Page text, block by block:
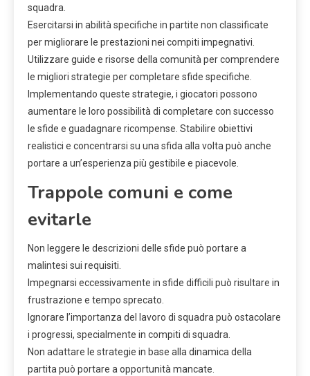
squadra.
Esercitarsi in abilità specifiche in partite non classificate
per migliorare le prestazioni nei compiti impegnativi.
Utilizzare guide e risorse della comunità per comprendere
le migliori strategie per completare sfide specifiche.
Implementando queste strategie, i giocatori possono
aumentare le loro possibilità di completare con successo
le sfide e guadagnare ricompense. Stabilire obiettivi
realistici e concentrarsi su una sfida alla volta può anche
portare a un’esperienza più gestibile e piacevole.
Trappole comuni e come
evitarle
Non leggere le descrizioni delle sfide può portare a
malintesi sui requisiti.
Impegnarsi eccessivamente in sfide difficili può risultare in
frustrazione e tempo sprecato.
Ignorare l’importanza del lavoro di squadra può ostacolare
i progressi, specialmente in compiti di squadra.
Non adattare le strategie in base alla dinamica della
partita può portare a opportunità mancate.